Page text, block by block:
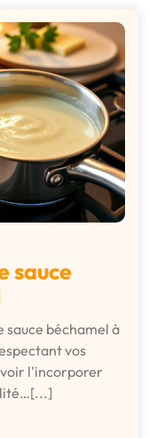
sauce
sauce béchamel à
vos
l'incorporer